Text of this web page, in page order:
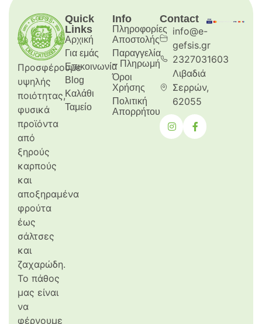
Προσφέρουμε
υψηλής
ποιότητας,
φυσικά
προϊόντα
από
ξηρούς
καρπούς
και
αποξηραμένα
φρούτα
έως
σάλτσες
και
ζαχαρώδη.
Το πάθος
μας είναι
να
φέρνουμε
Quick
Links
Αρχική
Για εμάς
Επικοινωνία
Blog
Καλάθι
Ταμείο
Info
Πληροφορίες
Aποστολής
Παραγγελία
– Πληρωμή
Όροι
Χρήσης
Πολιτική
Απορρήτου
Contact
info@e-
gefsis.gr
2327031603
Λιβαδιά
Σερρών,
62055